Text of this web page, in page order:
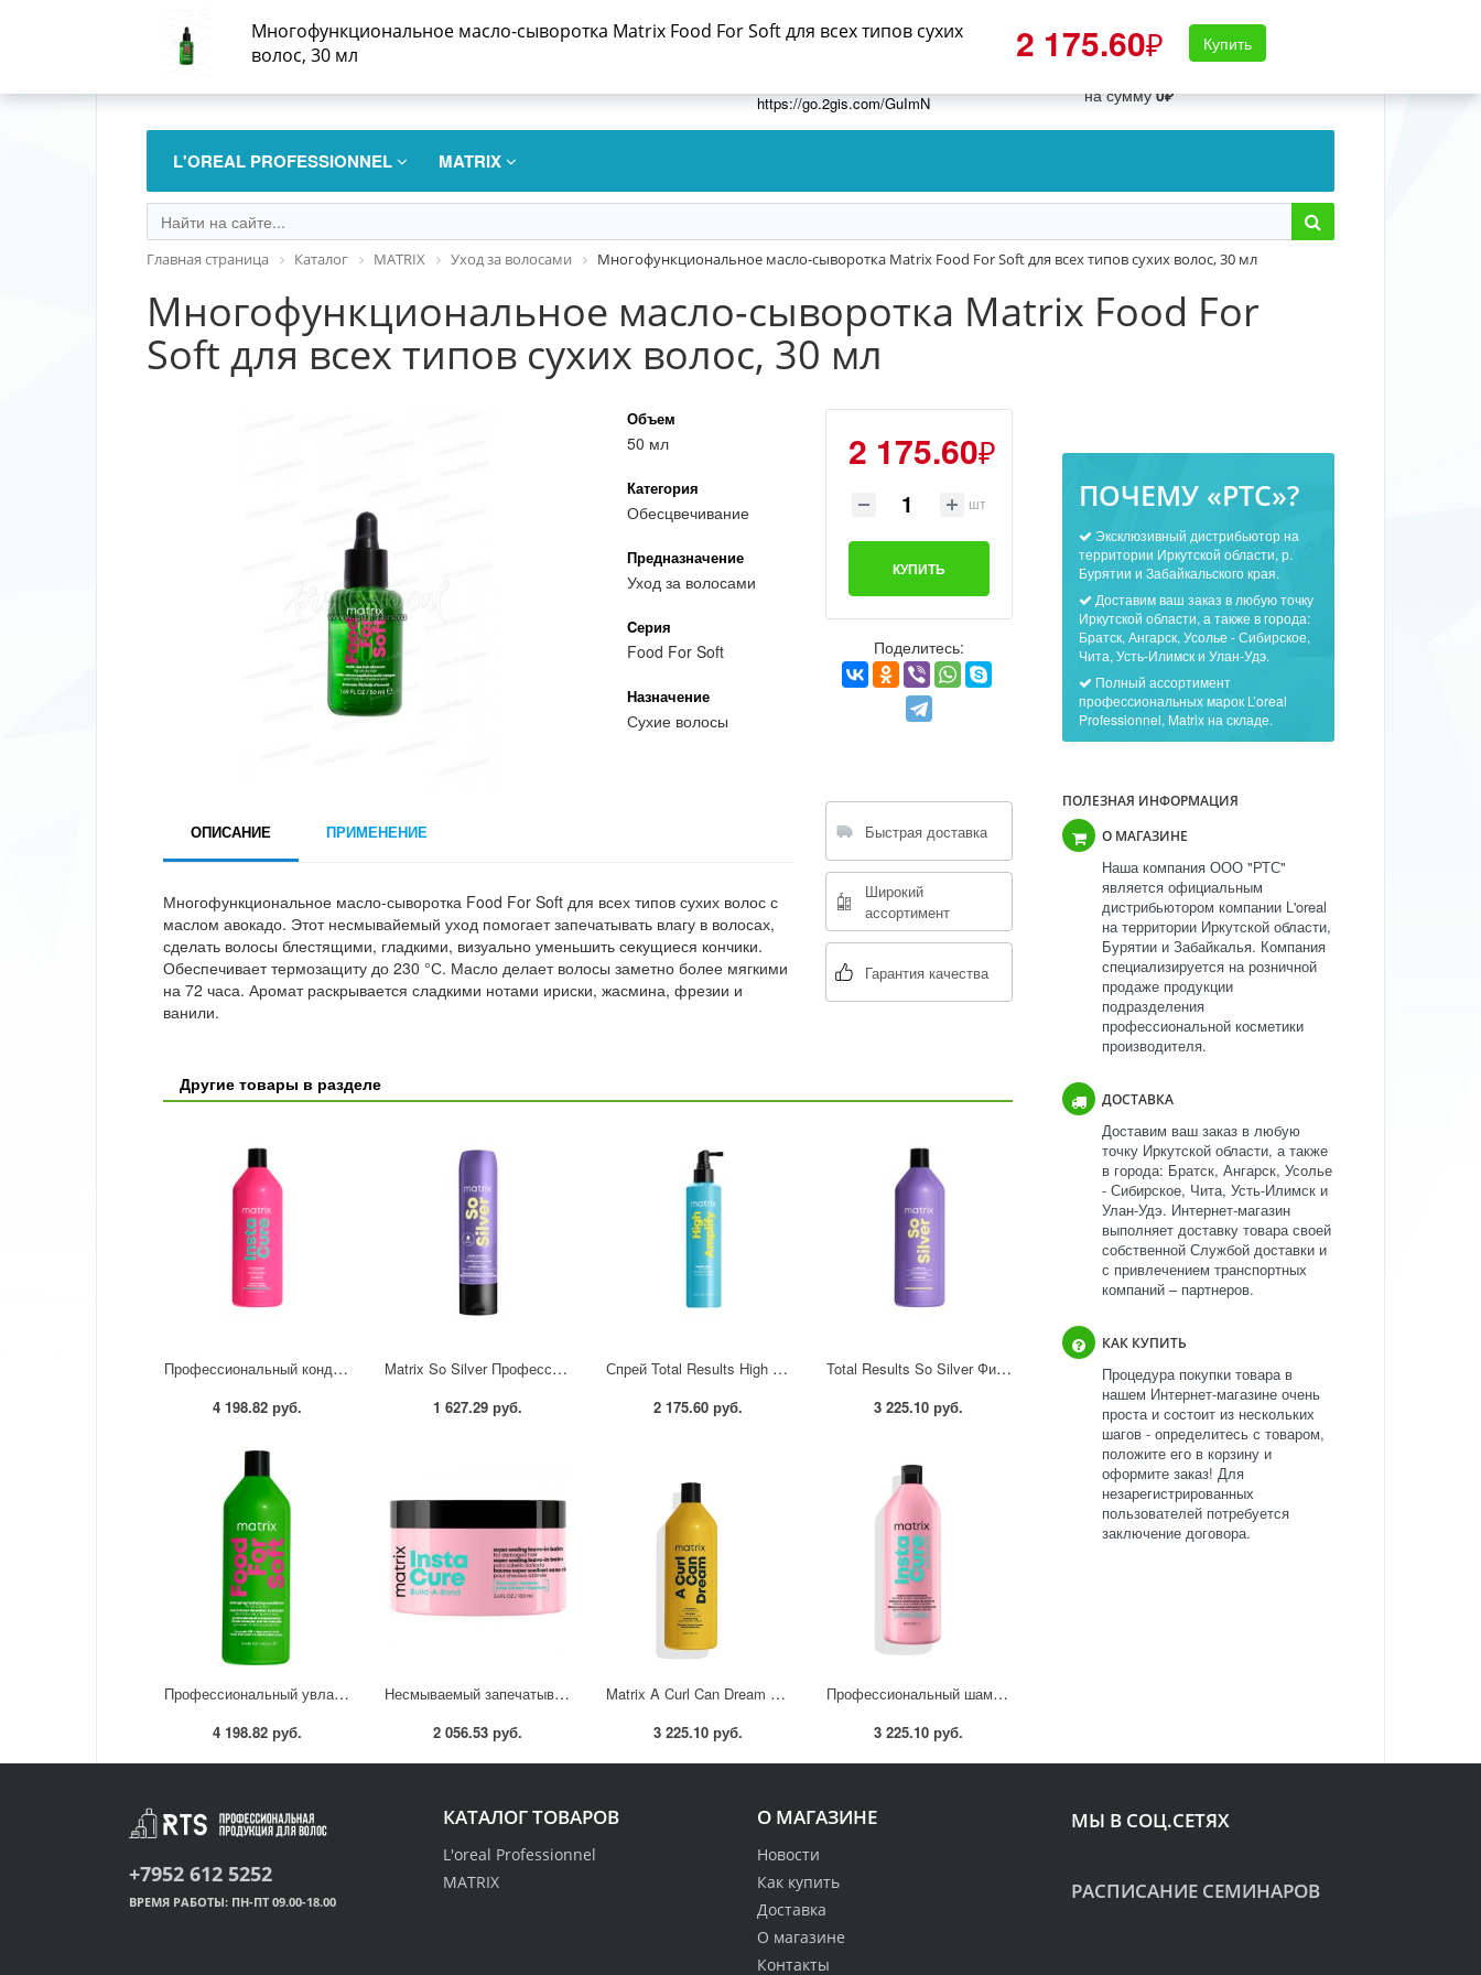
+7952 612 5252
Время работы: Пн-Пт 09.00-18.00
https://go.2gis.com/GuImN
Войти
на сумму0₽
L'OREAL PROFESSIONNEL MATRIX
Главная страница Каталог MATRIX Уход за волосами Многофункциональное масло-сыворотка Matrix Food For Soft для всех типов сухих волос, 30 мл
Многофункциональное масло-сыворотка Matrix Food For
Soft для всех типов сухих волос, 30 мл
Объем
50 мл
Категория
Обесцвечивание
Предназначение
Уход за волосами
Cерия
Food For Soft
Назначение
Сухие волосы
2 175.60₽
шт
КУПИТЬ
Поделитесь:
ОПИСАНИЕ ПРИМЕНЕНИЕ
Многофункциональное масло-сыворотка Food For Soft для всех типов сухих волос с
маслом авокадо. Этот несмывайемый уход помогает запечатывать влагу в волосах,
сделать волосы блестящими, гладкими, визуально уменьшить секущиеся кончики.
Обеспечивает термозащиту до 230 °С. Масло делает волосы заметно более мягкими
на 72 часа. Аромат раскрывается сладкими нотами ириски, жасмина, фрезии и
ванили.
Быстрая доставка
Широкий
ассортимент
Гарантия качества
Многофункциональное масло-сыворотка Matrix Food For Soft для всех типов сухих
волос, 30 мл
2 175.60₽ Купить
Другие товары в разделе
Профессиональный кондиционер Instacure для восстановления волос с жидким протеином, 1000мл
4 198.82 руб.
Matrix So Silver Профессиональный фиолетовый оттеночный кондиционер от желтизны блонда, 300 мл
1 627.29 руб.
Спрей Total Results High Amplify Wonder Boost для прикорневого объема, 250 мл
2 175.60 руб.
Total Results So Silver Фиолетовый шампунь нейтрализации нежелательной желтизны
3 225.10 руб.
Профессиональный увлажняющий кондиционер Food For Soft для сухих волос 1л
4 198.82 руб.
Несмываемый запечатывающий бондинг-бальзам для восстановления очень поврежденных волос, 75мл
2 056.53 руб.
Matrix A Curl Can Dream Профессиональный увлажняющий шампунь для вьющихся волос, 1000 мл
3 225.10 руб.
Профессиональный шампунь-бондинг Instacure Build-A-Bond для восстановления очень поврежденных волос,
3 225.10 руб.
ПОЧЕМУ «РТС»?
Эксклюзивный дистрибьютор на
территории Иркутской области, р.
Бурятии и Забайкальского края.
Доставим ваш заказ в любую точку
Иркутской области, а также в города:
Братск, Ангарск, Усолье - Сибирское,
Чита, Усть-Илимск и Улан-Удэ.
Полный ассортимент
профессиональных марок L’oreal
Professionnel, Matrix на складе.
ПОЛЕЗНАЯ ИНФОРМАЦИЯ
О МАГАЗИНЕ
Наша компания ООО "РТС"
является официальным
дистрибьютором компании L'oreal
на территории Иркутской области,
Бурятии и Забайкалья. Компания
специализируется на розничной
продаже продукции
подразделения
профессиональной косметики
производителя.
ДОСТАВКА
Доставим ваш заказ в любую
точку Иркутской области, а также
в города: Братск, Ангарск, Усолье
- Сибирское, Чита, Усть-Илимск и
Улан-Удэ. Интернет-магазин
выполняет доставку товара своей
собственной Службой доставки и
с привлечением транспортных
компаний – партнеров.
КАК КУПИТЬ
Процедура покупки товара в
нашем Интернет-магазине очень
проста и состоит из нескольких
шагов - определитесь с товаром,
положите его в корзину и
оформите заказ! Для
незарегистрированных
пользователей потребуется
заключение договора.
О МАГАЗИНЕ
Новости
Как купить
Доставка
О магазине
Контакты
КАТАЛОГ ТОВАРОВ
L'oreal Professionnel
MATRIX
МЫ В СОЦ.СЕТЯХ
РАСПИСАНИЕ СЕМИНАРОВ
+7952 612 5252
ВРЕМЯ РАБОТЫ: ПН-ПТ 09.00-18.00